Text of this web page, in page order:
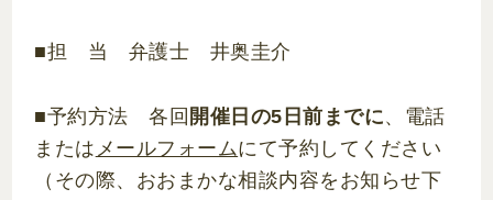
■担 当 弁護士 井奥圭介
■予約方法 各回 開催日の5日前までに、電話
または メールフォームにて予約してください
（その際、おおまかな相談内容をお知らせ下